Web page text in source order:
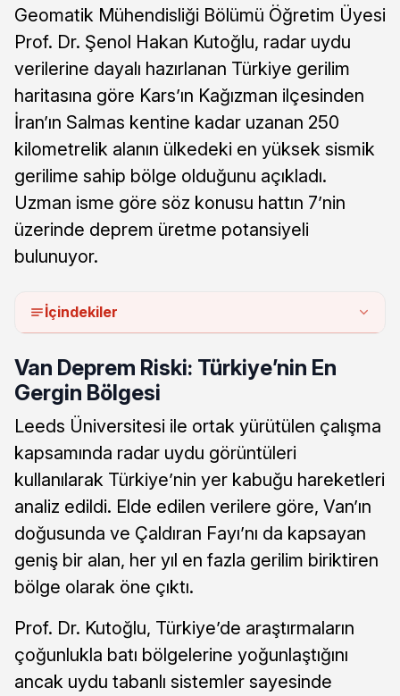
Geomatik Mühendisliği Bölümü Öğretim Üyesi
Prof. Dr. Şenol Hakan Kutoğlu, radar uydu
verilerine dayalı hazırlanan Türkiye gerilim
haritasına göre Kars’ın Kağızman ilçesinden
İran’ın Salmas kentine kadar uzanan 250
kilometrelik alanın ülkedeki en yüksek sismik
gerilime sahip bölge olduğunu açıkladı.
Uzman isme göre söz konusu hattın 7’nin
üzerinde deprem üretme potansiyeli
bulunuyor.
İçindekiler
Van Deprem Riski: Türkiye’nin En
Gergin Bölgesi
Leeds Üniversitesi ile ortak yürütülen çalışma
kapsamında radar uydu görüntüleri
kullanılarak Türkiye’nin yer kabuğu hareketleri
analiz edildi. Elde edilen verilere göre, Van’ın
doğusunda ve Çaldıran Fayı’nı da kapsayan
geniş bir alan, her yıl en fazla gerilim biriktiren
bölge olarak öne çıktı.
Prof. Dr. Kutoğlu, Türkiye’de araştırmaların
çoğunlukla batı bölgelerine yoğunlaştığını
ancak uydu tabanlı sistemler sayesinde